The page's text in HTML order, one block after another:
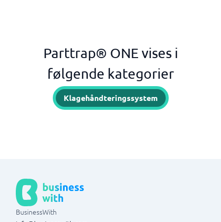
Parttrap® ONE vises i
følgende kategorier
Klagehåndteringssystem
BusinessWith